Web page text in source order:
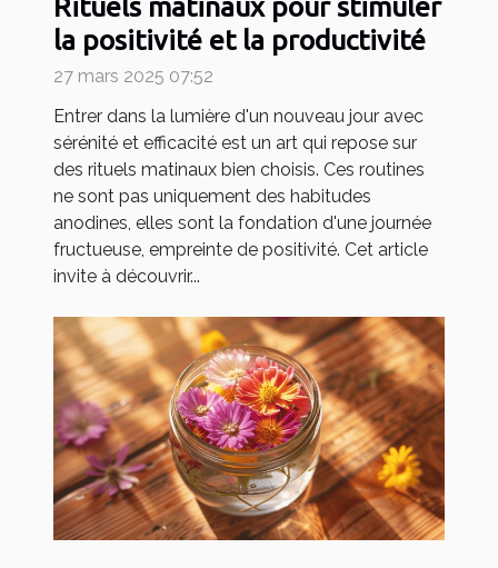
la positivité et la productivité
27 mars 2025 07:52
Entrer dans la lumière d'un nouveau jour avec
sérénité et efficacité est un art qui repose sur
des rituels matinaux bien choisis. Ces routines
ne sont pas uniquement des habitudes
anodines, elles sont la fondation d'une journée
fructueuse, empreinte de positivité. Cet article
invite à découvrir...